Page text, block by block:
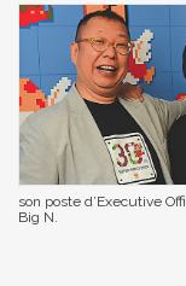
son poste d’Executive
Big N.